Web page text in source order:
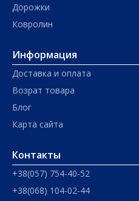
Дорожки
Ковролин
Информация
Доставка и оплата
Возрат товара
Блог
Карта сайта
Контакты
+38(057) 754-40-52
+38(068) 104-02-44